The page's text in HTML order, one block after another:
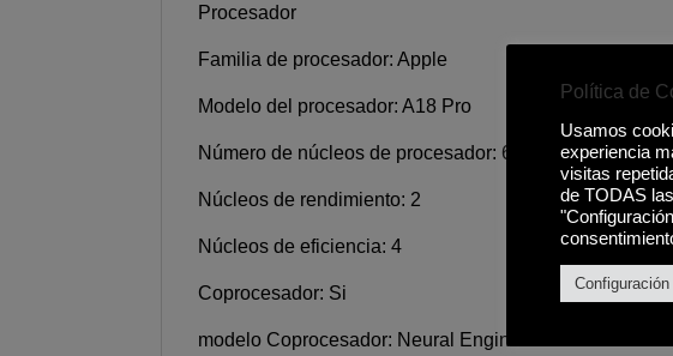
Procesador
Familia de procesador: Apple
Modelo del procesador: A18 Pro
Número de núcleos de procesador: 6
Núcleos de rendimiento: 2
Núcleos de eficiencia: 4
Coprocesador: Si
modelo Coprocesador: Neural Engine
Política de
Usamos
experiencia
visitas
de TODAS